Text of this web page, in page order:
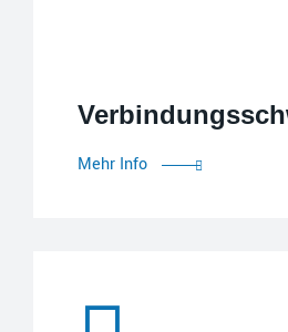
Mehr Info